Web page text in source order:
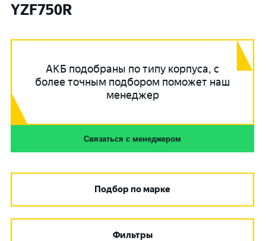
YZF750R
АКБ подобраны по типу корпуса, с
более точным подбором поможет наш
менеджер
Связаться с менеджером
Подбор по марке
Фильтры